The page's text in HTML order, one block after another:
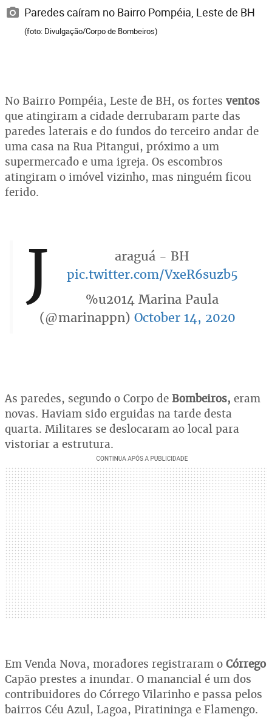
Paredes caíram no Bairro Pompéia, Leste de BH
(foto: Divulgação/Corpo de Bombeiros)
No Bairro Pompéia, Leste de BH, os fortes ventos
que atingiram a cidade derrubaram parte das
paredes laterais e do fundos do terceiro andar de
uma casa na Rua Pitangui, próximo a um
supermercado e uma igreja. Os escombros
atingiram o imóvel vizinho, mas ninguém ficou
ferido.
J
araguá - BH
pic.twitter.com/VxeR6suzb5
%u2014 Marina Paula
(@marinappn) October 14, 2020
As paredes, segundo o Corpo de Bombeiros, eram
novas. Haviam sido erguidas na tarde desta
quarta. Militares se deslocaram ao local para
vistoriar a estrutura.
Em Venda Nova, moradores registraram o Córrego
Capão prestes a inundar. O manancial é um dos
contribuidores do Córrego Vilarinho e passa pelos
bairros Céu Azul, Lagoa, Piratininga e Flamengo.